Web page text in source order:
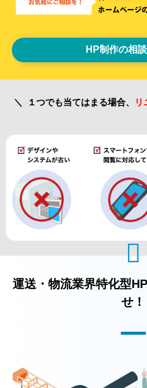
HP制作の相
＼ １つでも当てはまる場合、 リ
運送・物流業界特化型
せ！